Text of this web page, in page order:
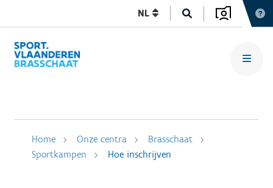
NL
Home Onze centra
Brasschaat
Sportkampen
Hoe inschrijven